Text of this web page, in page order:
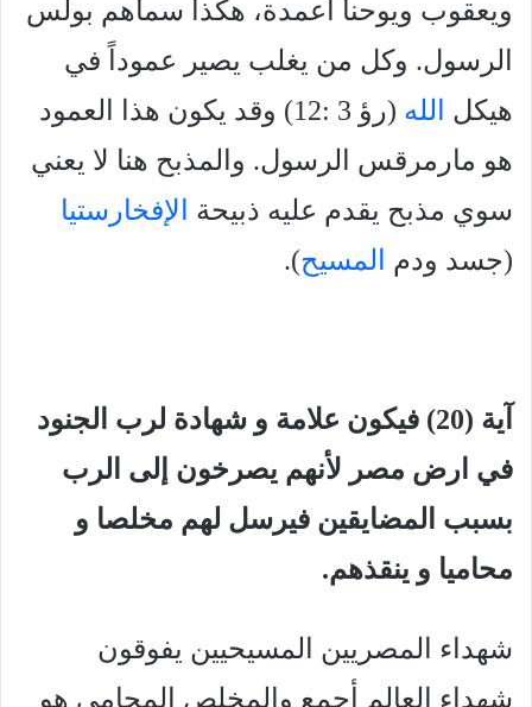
ويعقوب ويوحنا أعمدة، هكذا سماهم بولس
الرسول. وكل من يغلب يصير عموداً في
هيكل
الله
(رؤ 3 :12) وقد يكون هذا العمود
هو مارمرقس الرسول. والمذبح هنا لا يعني
سوي مذبح يقدم عليه ذبيحة
الإفخارستيا
(جسد ودم
المسيح).
آية (20) فيكون علامة و شهادة لرب الجنود
في ارض مصر لأنهم يصرخون إلى الرب
بسبب المضايقين فيرسل لهم مخلصا و
محاميا و ينقذهم.
شهداء المصريين المسيحيين يفوقون
شهداء العالم أجمع والمخلص المحامي هو